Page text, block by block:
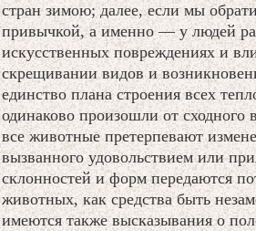
стран зимою; далее, если мы
привычкой, а именно — у людей
искусственных повреждениях и
скрещивании видов и
единство плана строения всех
одинаково произошли от
все животные претерпевают
вызванного удовольствием или
склонностей и форм передаются
животных, как средства быть
имеются также высказывания о